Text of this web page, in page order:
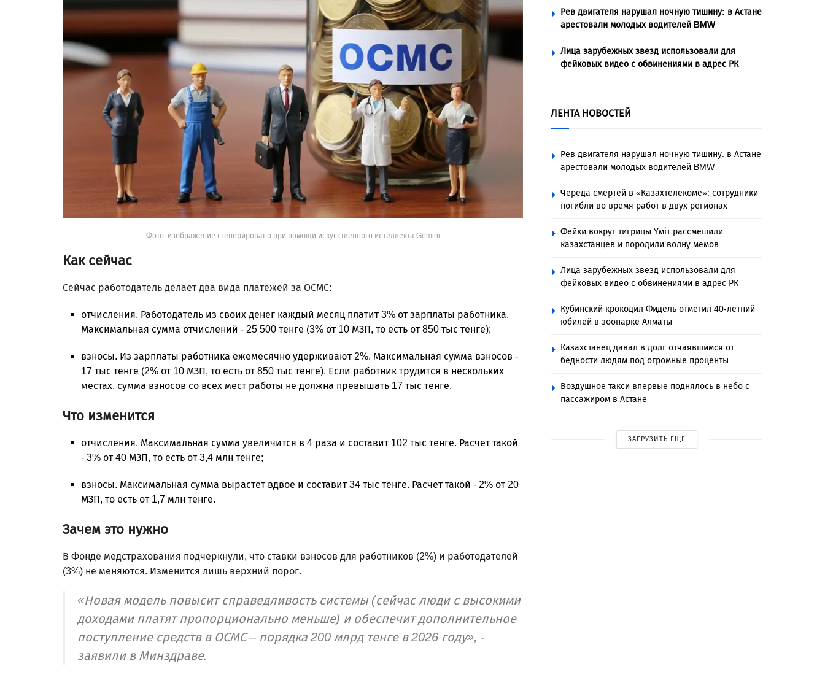
Фото: изображение сгенерировано при помощи искусственного интеллекта Gemini
Как сейчас
Сейчас работодатель делает два вида платежей за ОСМС:
отчисления. Работодатель из своих денег каждый месяц платит 3% от зарплаты работника.
Максимальная сумма отчислений - 25 500 тенге (3% от 10 МЗП, то есть от 850 тыс тенге);
взносы. Из зарплаты работника ежемесячно удерживают 2%. Максимальная сумма взносов -
17 тыс тенге (2% от 10 МЗП, то есть от 850 тыс тенге). Если работник трудится в нескольких
местах, сумма взносов со всех мест работы не должна превышать 17 тыс тенге.
Что изменится
отчисления. Максимальная сумма увеличится в 4 раза и составит 102 тыс тенге. Расчет такой
- 3% от 40 МЗП, то есть от 3,4 млн тенге;
взносы. Максимальная сумма вырастет вдвое и составит 34 тыс тенге. Расчет такой - 2% от 20
МЗП, то есть от 1,7 млн тенге.
Зачем это нужно
В Фонде медстрахования подчеркнули, что ставки взносов для работников (2%) и работодателей
(3%) не меняются. Изменится лишь верхний порог.
«Новая модель повысит справедливость системы (сейчас люди с высокими
доходами платят пропорционально меньше) и обеспечит дополнительное
поступление средств в ОСМС – порядка 200 млрд тенге в 2026 году», -
заявили в Минздраве.
Рев двигателя нарушал ночную тишину: в Астане
арестовали молодых водителей BMW
Лица зарубежных звезд использовали для
фейковых видео с обвинениями в адрес РК
ЛЕНТА НОВОСТЕЙ
Рев двигателя нарушал ночную тишину: в Астане
арестовали молодых водителей BMW
Череда смертей в «Казахтелекоме»: сотрудники
погибли во время работ в двух регионах
Фейки вокруг тигрицы Үміт рассмешили
казахстанцев и породили волну мемов
Лица зарубежных звезд использовали для
фейковых видео с обвинениями в адрес РК
Кубинский крокодил Фидель отметил 40-летний
юбилей в зоопарке Алматы
Казахстанец давал в долг отчаявшимся от
бедности людям под огромные проценты
Воздушное такси впервые поднялось в небо с
пассажиром в Астане
ЗАГРУЗИТЬ ЕЩЕ